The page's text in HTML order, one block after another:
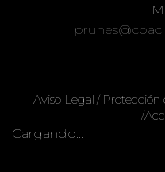
Aviso Legal / Protección
/
Cargando…